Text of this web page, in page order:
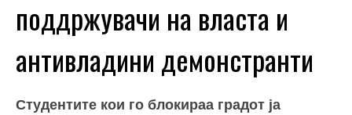
поддржувачи на власта и
антивладини демонстранти
Студентите кои го блокираа градот ја